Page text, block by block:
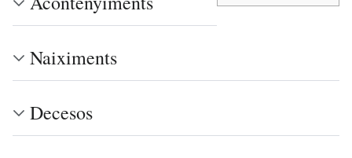
Naiximents
Decesos